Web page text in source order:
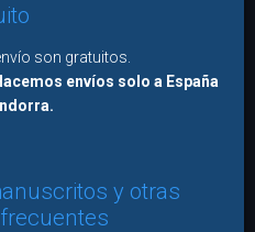
son gratuitos.
envíos solo a España
y otras